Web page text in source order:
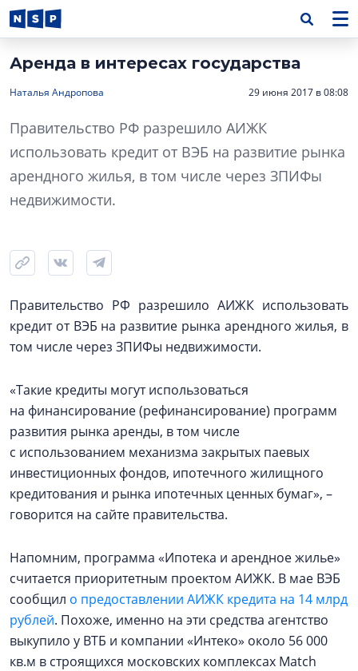
Аренда в интересах государства
Наталья Андропова 29 июня 2017 в 08:08
Правительство РФ разрешило АИЖК
использовать кредит от ВЭБ на развитие рынка
арендного жилья, в том числе через ЗПИФы
недвижимости.
Правительство РФ разрешило АИЖК использовать
кредит от ВЭБ на развитие рынка арендного жилья, в
том числе через ЗПИФы недвижимости.
«Такие кредиты могут использоваться
на финансирование (рефинансирование) программ
развития рынка аренды, в том числе
с использованием механизма закрытых паевых
инвестиционных фондов, ипотечного жилищного
кредитования и рынка ипотечных ценных бумаг», –
говорится на сайте правительства.
Напомним, программа «Ипотека и арендное жилье»
считается приоритетным проектом АИЖК. В мае ВЭБ
сообщил о предоставлении АИЖК кредита на 14 млрд
рублей. Похоже, именно на эти средства агентство
выкупило у ВТБ и компании «Интеко» около 56 000
кв.м в строящихся московских комплексах Match